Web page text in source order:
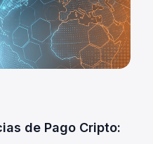
de Pago Cripto: